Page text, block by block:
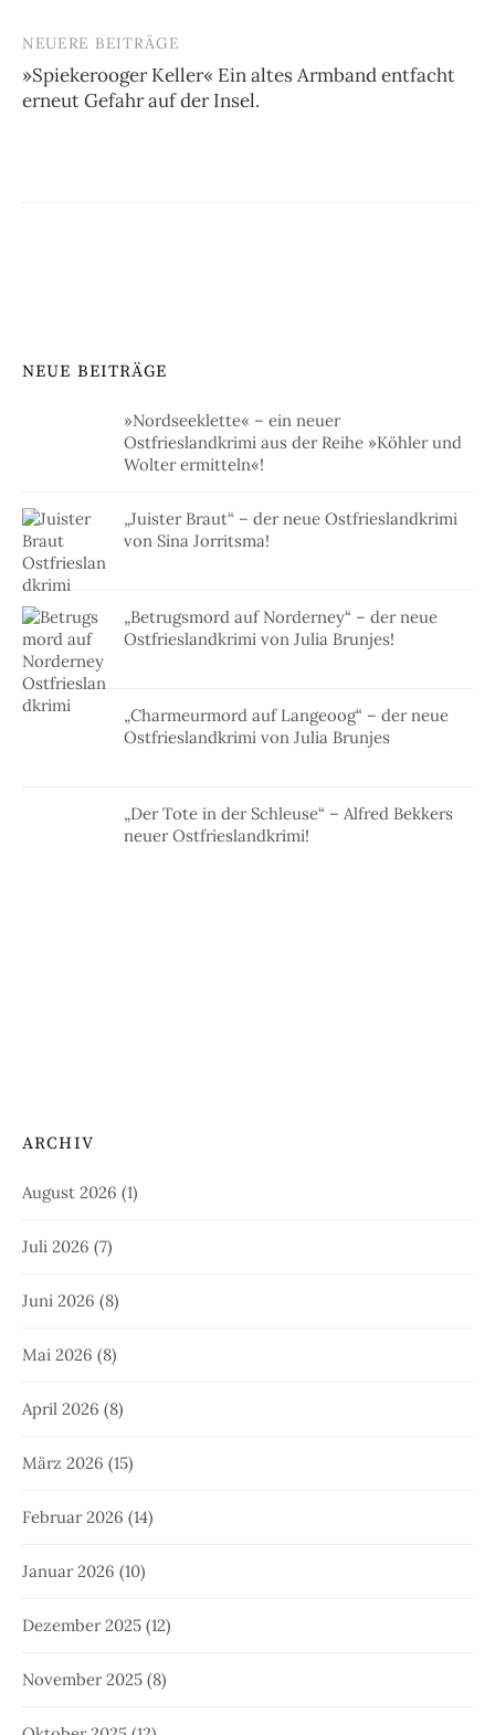
NEUERE BEITRÄGE
»Spiekerooger Keller« Ein altes Armband entfacht
erneut Gefahr auf der Insel.
NEUE BEITRÄGE
»Nordseeklette« – ein neuer
Ostfrieslandkrimi aus der Reihe »Köhler und
Wolter ermitteln«!
„Juister Braut“ – der neue Ostfrieslandkrimi
von Sina Jorritsma!
„Betrugsmord auf Norderney“ – der neue
Ostfrieslandkrimi von Julia Brunjes!
„Charmeurmord auf Langeoog“ – der neue
Ostfrieslandkrimi von Julia Brunjes
„Der Tote in der Schleuse“ – Alfred Bekkers
neuer Ostfrieslandkrimi!
ARCHIV
August 2026 (1)
Juli 2026 (7)
Juni 2026 (8)
Mai 2026 (8)
April 2026 (8)
März 2026 (15)
Februar 2026 (14)
Januar 2026 (10)
Dezember 2025 (12)
November 2025 (8)